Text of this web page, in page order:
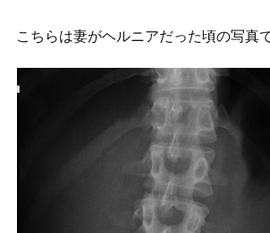
こちらは妻がヘルニアだった頃の写真で